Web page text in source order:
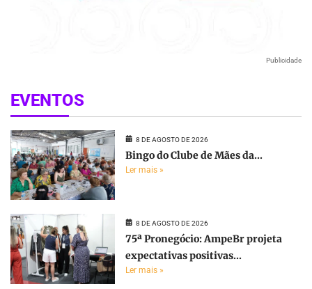
Publicidade
EVENTOS
8 DE AGOSTO DE 2026
Bingo do Clube de Mães da...
Ler mais »
8 DE AGOSTO DE 2026
75ª Pronegócio: AmpeBr projeta
expectativas positivas...
Ler mais »